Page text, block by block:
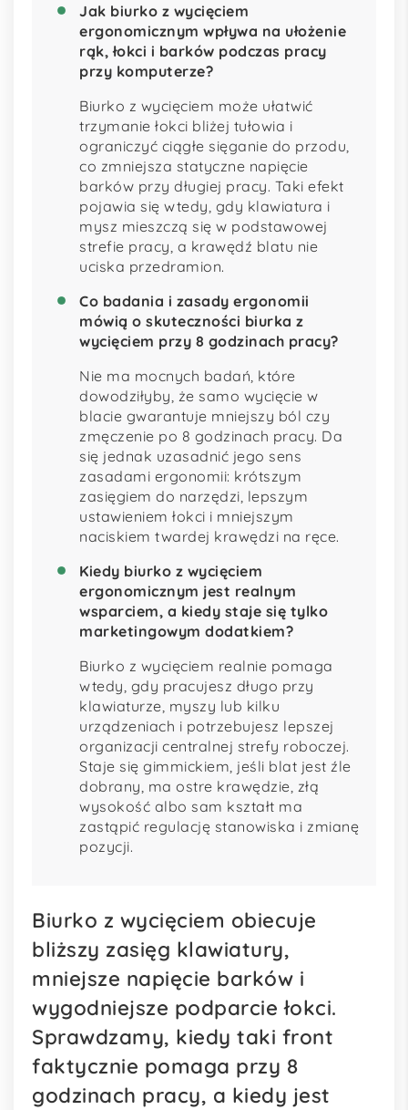
Jak biurko z wycięciem
ergonomicznym wpływa na ułożenie
rąk, łokci i barków podczas pracy
przy komputerze?
Biurko z wycięciem może ułatwić
trzymanie łokci bliżej tułowia i
ograniczyć ciągłe sięganie do przodu,
co zmniejsza statyczne napięcie
barków przy długiej pracy. Taki efekt
pojawia się wtedy, gdy klawiatura i
mysz mieszczą się w podstawowej
strefie pracy, a krawędź blatu nie
uciska przedramion.
Co badania i zasady ergonomii
mówią o skuteczności biurka z
wycięciem przy 8 godzinach pracy?
Nie ma mocnych badań, które
dowodziłyby, że samo wycięcie w
blacie gwarantuje mniejszy ból czy
zmęczenie po 8 godzinach pracy. Da
się jednak uzasadnić jego sens
zasadami ergonomii: krótszym
zasięgiem do narzędzi, lepszym
ustawieniem łokci i mniejszym
naciskiem twardej krawędzi na ręce.
Kiedy biurko z wycięciem
ergonomicznym jest realnym
wsparciem, a kiedy staje się tylko
marketingowym dodatkiem?
Biurko z wycięciem realnie pomaga
wtedy, gdy pracujesz długo przy
klawiaturze, myszy lub kilku
urządzeniach i potrzebujesz lepszej
organizacji centralnej strefy roboczej.
Staje się gimmickiem, jeśli blat jest źle
dobrany, ma ostre krawędzie, złą
wysokość albo sam kształt ma
zastąpić regulację stanowiska i zmianę
pozycji.
Biurko z wycięciem obiecuje
bliższy zasięg klawiatury,
mniejsze napięcie barków i
wygodniejsze podparcie łokci.
Sprawdzamy, kiedy taki front
faktycznie pomaga przy 8
godzinach pracy, a kiedy jest